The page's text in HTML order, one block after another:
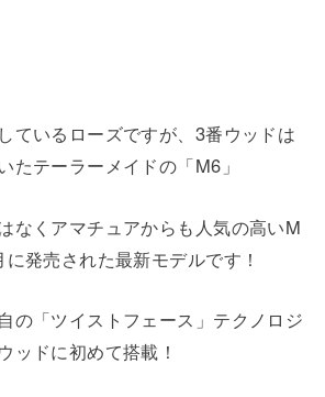
ているローズですが、3番ウッドは
たテーラーメイドの「M6」
なくアマチュアからも人気の高いM
発売された最新モデルです！
の「ツイストフェース」テクノロジ
ッドに初めて搭載！